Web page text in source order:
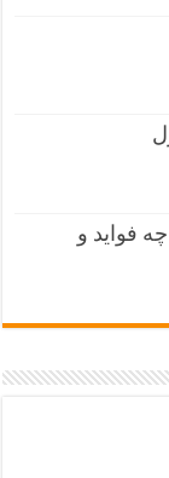
فواید و